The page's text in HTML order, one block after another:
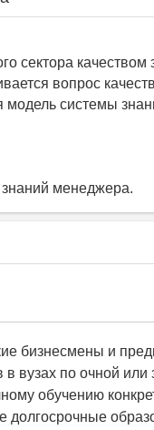
сектора качеством
вопрос
модель системы
менеджера.
бизнесмены и
в вузах по очной
обучению